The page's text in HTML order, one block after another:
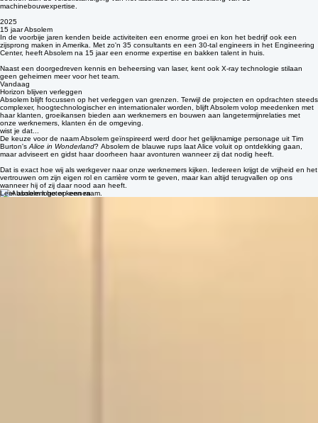
3 oud-Philips medewerkers slaan de handen in elkaar om onder de Absolem-vlag verder te
machinebouwexpertise.
2025
15 jaar Absolem
In de voorbije jaren kenden beide activiteiten een enorme groei en kon het bedrijf ook een
Center, heeft Absolem na 15 jaar een enorme expertise en bakken talent in huis.
Naast een doorgedreven kennis en beheersing van laser, kent ook X-ray technologie stilaan
geen geheimen meer voor het team.
Vandaag
Horizon blijven verleggen
Absolem blijft focussen op het verleggen van grenzen. Terwijl de projecten en opdrachten steeds
complexer, hoogtechnologischer en internationaler worden, blijft Absolem volop meedenken met
haar klanten, groeikansen bieden aan werknemers en bouwen aan langetermijnrelaties met
onze werknemers, klanten én de omgeving.
wist je dat...
De keuze voor de naam Absolem geïnspireerd werd door het gelijknamige personage uit Tim
maar adviseert en gidst haar doorheen haar avonturen wanneer zij dat nodig heeft.
Dat is exact hoe wij als werkgever naar onze werknemers kijken. Iedereen krijgt de vrijheid en het
vertrouwen om zijn eigen rol en carrière vorm te geven, maar kan altijd terugvallen op ons